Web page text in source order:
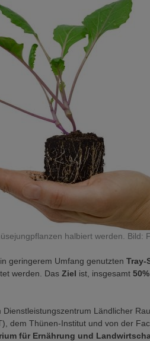
halbiert werden. Bild:
geringerem Umfang genutzten Tray-
werden. Das Ziel ist, insgesamt
Ländlicher
dem Thünen-Institut und von der
für Ernährung und